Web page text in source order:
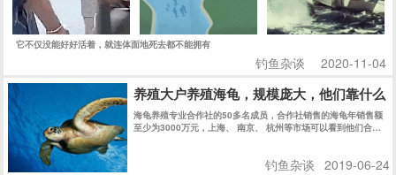
它不仅没能好好活着，就连体面地死去都不能拥有
钓鱼杂谈 2020-11-04
养殖大户养殖海龟，规模庞大，他们靠什么
海龟养殖专业合作社的50多名成员，合作社销售的海龟年销售额
至少为3000万元，上海、 南京、 杭州等市场可以看到他们合作
钓鱼杂谈 2019-06-24